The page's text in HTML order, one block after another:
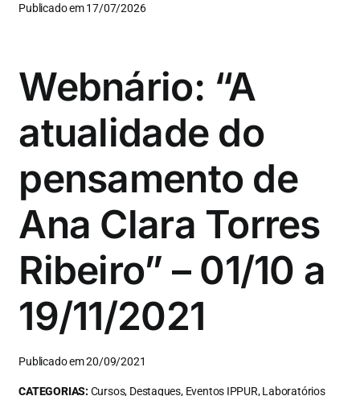
Publicado em 17/07/2026
Webnário: “A
atualidade do
pensamento de
Ana Clara Torres
Ribeiro” – 01/10 a
19/11/2021
Publicado em 20/09/2021
CATEGORIAS:Cursos, Destaques, Eventos IPPUR, Laboratórios